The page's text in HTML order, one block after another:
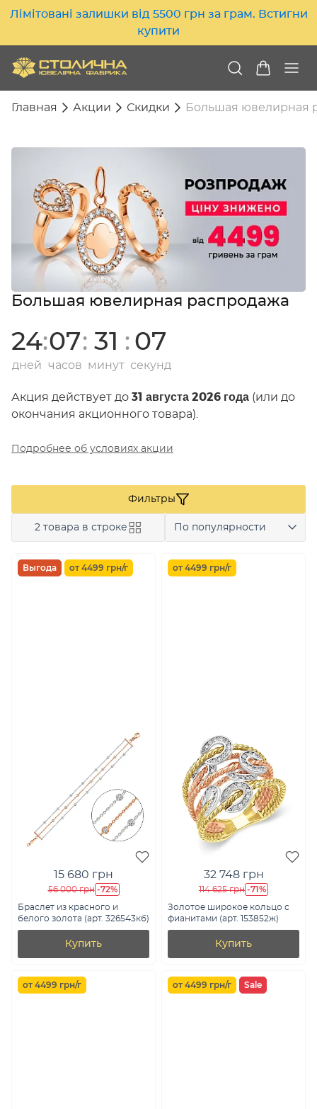
Лімітовані залишки від 5500 грн за грам. Встигни
купити
Главная Акции Скидки Большая ювелирная
Большая ювелирная распродажа
24
дней
:07
часов
: 31
минут
: 07
секунд
Акция действует до 31 августа 2026 года (или до
окончания акционного товара).
Подробнее об условиях акции
Фильтры
2 товара в строке По популярности
Выгода от 4499 грн/г
15 680 грн
56 000 грн -72%
Браслет из красного и
белого золота (арт. 326543кб)
Купить
от 4499 грн/г
32 748 грн
114 625 грн -71%
Золотое широкое кольцо с
фианитами (арт. 153852ж)
Купить
от 4499 грн/г от 4499 грн/г Sale